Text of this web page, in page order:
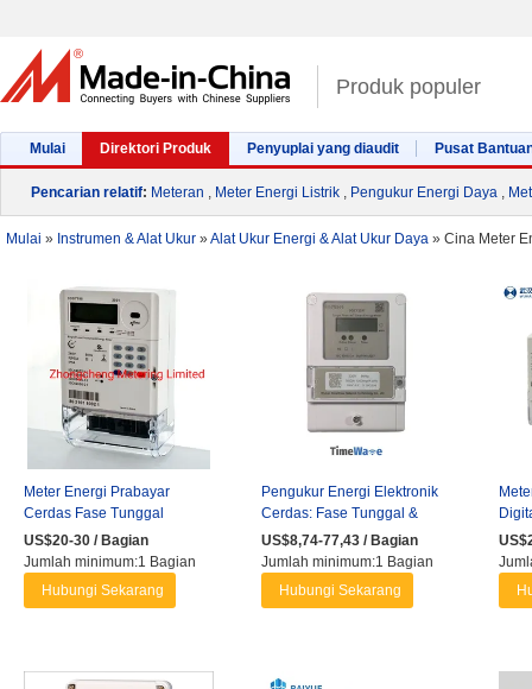
Produk populer
Mulai Direktori Produk Penyuplai yang diaudit Pusat
Pencarian relatif: Meteran , Meter Energi Listrik , Pengukur Energi Daya ,
Mulai » Instrumen & Alat Ukur »Alat Ukur Energi & Alat Ukur Daya » Cina Meter
Meter Energi Prabayar
Cerdas Fase Tunggal
US$20-30 / Bagian
Jumlah minimum:1 Bagian
Hubungi Sekarang
Pengukur Energi Elektronik
Cerdas: Fase Tunggal &
Tiga, Lorawan / WiFi / 4G ...
US$8,74-77,43 / Bagian
Jumlah minimum:1 Bagian
Hubungi Sekarang